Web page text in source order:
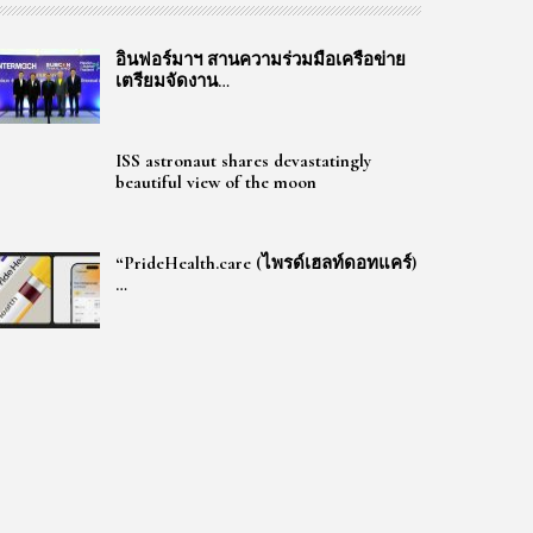
อินฟอร์มาฯ สานความร่วมมือเครือข่าย
เตรียมจัดงาน…
ISS astronaut shares devastatingly
beautiful view of the moon
“PrideHealth.care (ไพรด์เฮลท์ดอทแคร์)
…